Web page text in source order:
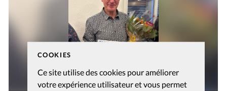
COOKIES
Ce site utilise des cookies pour améliorer
votre expérience utilisateur et vous permet